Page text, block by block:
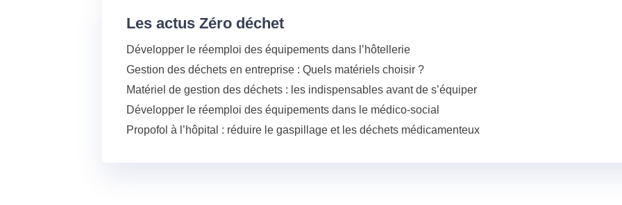
Les actus Zéro déchet
Développer le réemploi des équipements dans l’hôtellerie
Gestion des déchets en entreprise : Quels matériels choisir ?
Matériel de gestion des déchets : les indispensables avant de s’équiper
Développer le réemploi des équipements dans le médico-social
Propofol à l’hôpital : réduire le gaspillage et les déchets médicamenteux